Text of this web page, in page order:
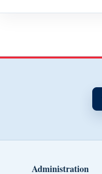
Administration